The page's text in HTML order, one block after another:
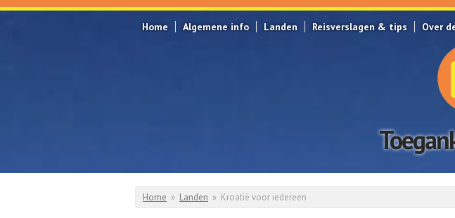
Overslaan en naar de inhoud gaan
Home
Algemene info Landen Reisverslagen & tips Over
Home » Landen » Kroatië voor iedereen